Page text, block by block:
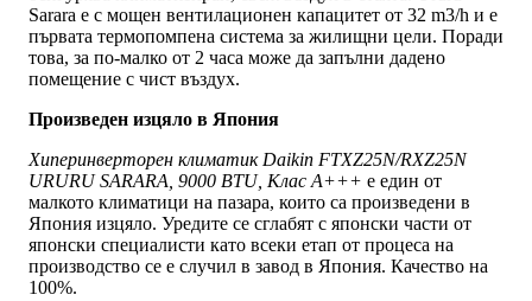
Sarara е с мощен вентилационен капацитет от 32 m3/h и е
първата термопомпена система за жилищни цели. Поради
това, за по-малко от 2 часа може да запълни дадено
помещение с чист въздух.
Произведен изцяло в Япония
Хиперинверторен климатик Daikin FTXZ25N/RXZ25N
URURU SARARA, 9000 BTU, Клас A+++ е един от
малкото климатици на пазара, които са произведени в
Япония изцяло. Уредите се сглабят с японски части от
японски специалисти като всеки етап от процеса на
производство се е случил в завод в Япония. Качество на
100%.